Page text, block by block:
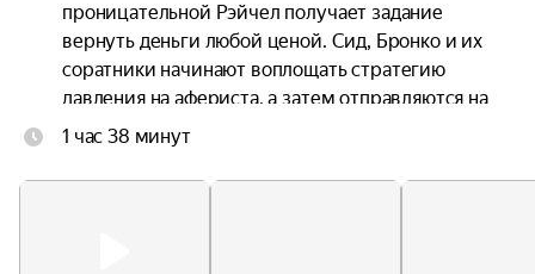
проницательной Рэйчел получает задание
вернуть деньги любой ценой. Сид, Бронко и их
соратники начинают воплощать стратегию
давления на афериста, а затем отправляются на
остров Салазара, где проявляют все свои навыки
внезапно ситуация выходит из-под контроля.
1 час 38 минут